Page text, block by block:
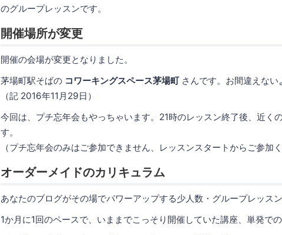
のグループレッスンです。
開催場所が変更
開催の会場が変更となりました。
茅場町駅そばの コワーキングスペース茅場町さんです。お間違えない
（記 2016年11月29日）
今回は、プチ忘年会もやっちゃいます。21時のレッスン終了後、近く
す。
（プチ忘年会のみはご参加できません、レッスンスタートからご参加く
オーダーメイドのカリキュラム
あなたのブログがその場でパワーアップする少人数・グループレッスン
1か月に1回のペースで、いままでこっそり開催していた講座、単発での